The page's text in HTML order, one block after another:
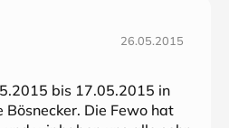
26.05.2015
bis 17.05.2015 in
Bösnecker. Die Fewo hat